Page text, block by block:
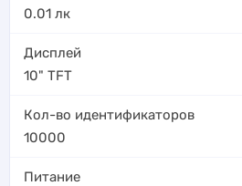
0.01 лк
Дисплей
10" TFT
Кол-во идентификаторов
10000
Питание